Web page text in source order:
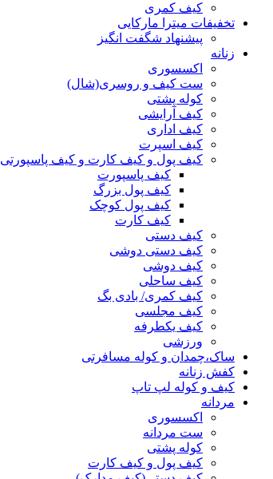
کیف کمری
تخفیفات میترا مارکایی
پیشنهاد شگفت انگیز
زنانه
اکسسوری
ست کیف و روسری(شال)
کوله پشتی
کیف آرایشی
کیف اداری
کیف اسپرت
کیف پول و کیف کارت و کیف پاسپورتی
کیف پاسپورت
کیف پول بزرگ
کیف پول کوچک
کیف کارت
کیف دستی
کیف دستی دوشی
کیف دوشی
کیف ساحلی
کیف کمری/ بادی بگ
کیف مجلسی
کیف یکطرفه
ورزشی
ساک،چمدان و کوله مسافرتی
کفش زنانه
کیف و کوله لپ تاپ
مردانه
اکسسوری
ست مردانه
کوله پشتی
کیف پول و کیف کارت